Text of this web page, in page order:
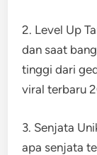
2. Level Up
dan saat
tinggi dari
viral terbaru
3. Senjata
apa senjata